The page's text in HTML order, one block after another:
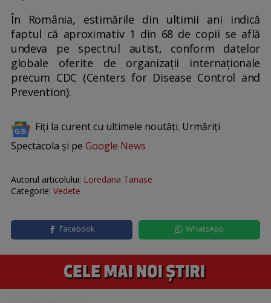
În România, estimările din ultimii ani indică
faptul că aproximativ 1 din 68 de copii se află
undeva pe spectrul autist, conform datelor
globale oferite de organizații internaționale
precum CDC (Centers for Disease Control and
Prevention).
Fiți la curent cu ultimele noutăți. Urmăriți
Spectacola și pe Google News
Autorul articolului: Loredana Tanase
Categorie: Vedete
Facebook WhatsApp